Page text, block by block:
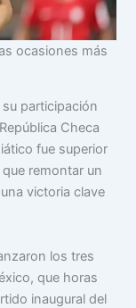
ocasiones más
participación
Checa
fue superior
remontar un
victoria clave
los tres
que horas
inaugural del